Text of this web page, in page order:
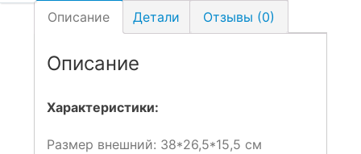
Описание Детали Отзывы (0)
Описание
Характеристики:
Размер внешний: 38*26,5*15,5 см